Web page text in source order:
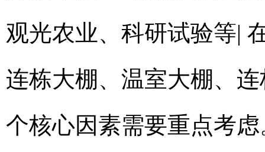
观光农业、科研试验等|
连栋大棚、温室大棚、
个核心因素需要重点考